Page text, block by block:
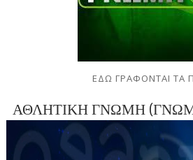
ΕΔΩ ΓΡΑΦΟΝΤΑΙ ΤΑ
ΑΘΛΗΤΙΚΗ ΓΝΩΜΗ